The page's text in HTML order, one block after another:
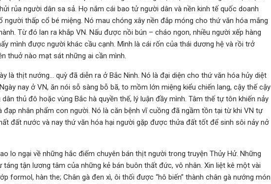
rủa người dân sa sả. Họ nắm cái bao tử người dân và nền kinh tế quốc doanh
thấp cổ bé miệng. Nó mau chóng xây nền đắp móng cho thứ văn hóa mắng
Từ đó lan ra khắp VN. Nấu được nồi bún – cháo ngon, nhiều người xếp hàng
mình được người khác cầu cạnh. Mình là cái rốn của thái dương hệ và rồi trở
thuở nào mạt sát những ai cần mình.
là thịt nướng… quỳ đã diễn ra ở Bắc Ninh. Nó là đại diện cho thứ văn hóa hủy diệt
nay ở VN, ăn nói sỗ sàng bỗ bã, to mồm lớn miệng kiểu chiến lang, cậy thế cậy
thủ đô hoặc vùng Bắc hà quyền thế, lý luận đầy mình. Tâm thế tự tôn khiến nảy
nhân phẩm con người. Nó là căn bệnh vĩ cuồng đã ngầm tồn tại từ khi VN tự
đất nước và nay thứ văn hóa hại người gặp được thửa đất tốt để sinh sôi nảy nở
lo ngại về những hắc điếm chuyên bán thịt người trong truyện Thủy Hử. Những
tận lương tâm của những kẻ bán buôn thất đức, vô nhân. Xin liệt kê một vài
formol, hàn the; Chân gà đen xì, ôi thối được “hô biến” thành chân gà nướng món